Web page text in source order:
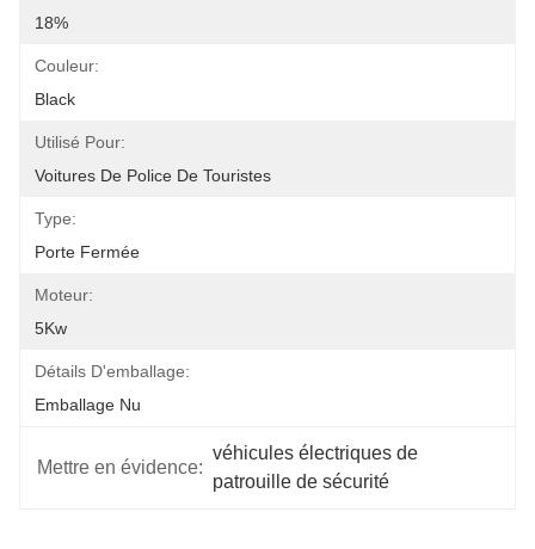
18%
Couleur:
Black
Utilisé Pour:
Voitures De Police De Touristes
Type:
Porte Fermée
Moteur:
5Kw
Détails D'emballage:
Emballage Nu
Mettre en évidence:
véhicules électriques de
patrouille de sécurité